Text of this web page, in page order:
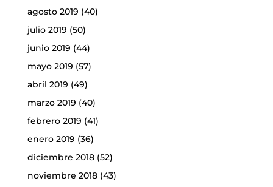
agosto 2019 (40)
julio 2019 (50)
junio 2019 (44)
mayo 2019 (57)
abril 2019 (49)
marzo 2019 (40)
febrero 2019 (41)
enero 2019 (36)
diciembre 2018(52)
noviembre 2018(43)